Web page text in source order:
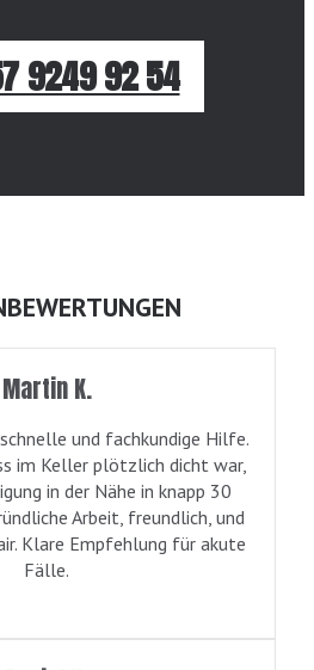
9249 92 54
Martin K.
und fachkundige Hilfe.
im Keller plötzlich dicht war,
in der Nähe in knapp 30
Arbeit, freundlich, und
Klare Empfehlung für akute
Fälle.